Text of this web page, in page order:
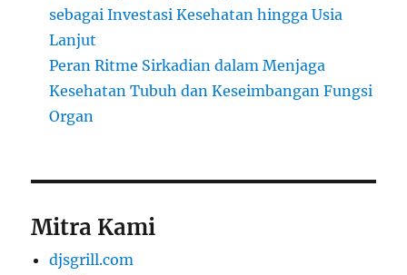
sebagai Investasi Kesehatan hingga Usia
Lanjut
Peran Ritme Sirkadian dalam Menjaga
Kesehatan Tubuh dan Keseimbangan Fungsi
Organ
Mitra Kami
djsgrill.com